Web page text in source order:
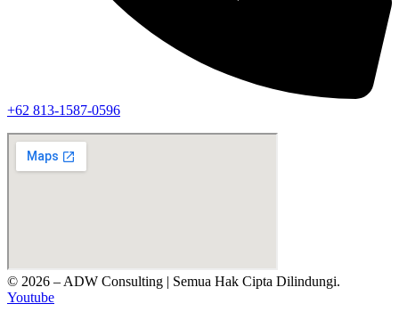
‪+62 813‑1587‑0596‬
© 2026 – ADW Consulting | Semua Hak Cipta Dilindungi.
Youtube